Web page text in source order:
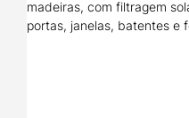
madeiras, com filtragem
portas, janelas, batentes e